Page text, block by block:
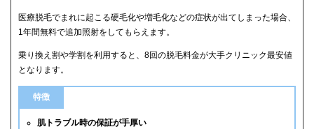
医療脱毛でまれに起こる硬毛化や増毛化などの症状が出てしまった場合、
1年間無料で追加照射をしてもらえます。
乗り換え割や学割を利用すると、8回の脱毛料金が大手クリニック最安値
となります。
特徴
肌トラブル時の保証が手厚い